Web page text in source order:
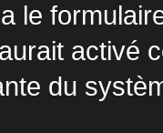
le
activé
du